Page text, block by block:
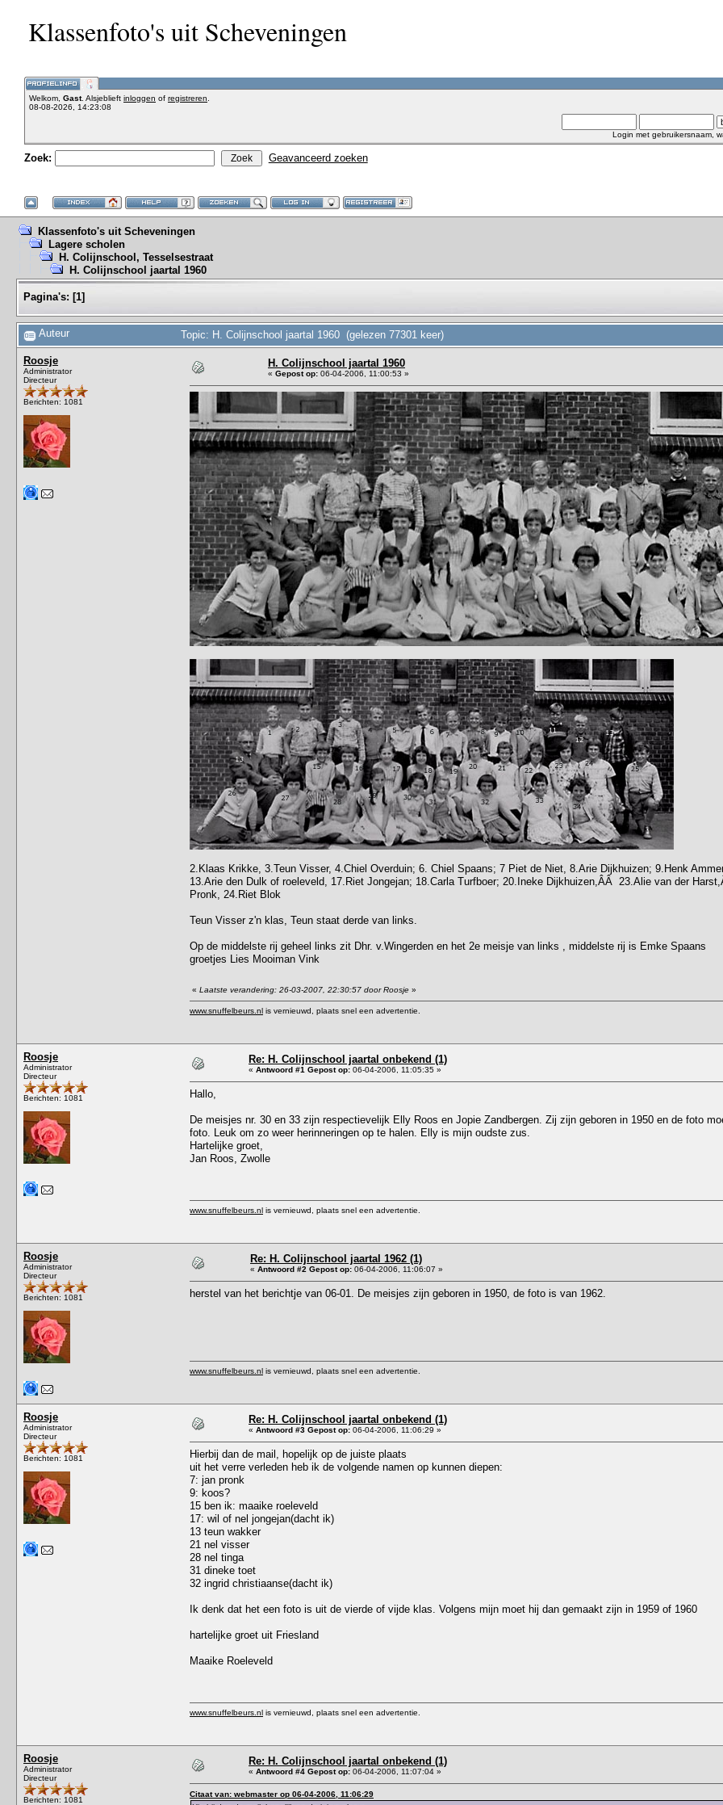
Klassenfoto's uit Scheveningen
Welkom, Gast. Alsjeblieft inloggen of registreren
08-08-2026, 14:23:08
Login met gebruikersnaam,
Zoek: Geavanceerd zoeken
Klassenfoto's uit Scheveningen
Lagere scholen
H. Colijnschool, Tesselsestraat
H. Colijnschool jaartal 1960
Pagina's: [1]
Auteur Topic: H. Colijnschool jaartal 1960 (gelezen 77301 keer)
Roosje
Administrator
Directeur
Berichten: 1081
H. Colijnschool jaartal 1960
« Gepost op: 06-04-2006, 11:00:53 »
2.Klaas Krikke, 3.Teun Visser, 4.Chiel Overduin; 6. Chiel Spaans; 7 Piet de Niet, 8.Arie Dijkhuizen; 9.Henk
13.Arie den Dulk of roeleveld, 17.Riet Jongejan; 18.Carla Turfboer; 20.Ineke Dijkhuizen,ÂÂ 23.Alie van der
Pronk, 24.Riet Blok
Teun Visser z'n klas, Teun staat derde van links.
Op de middelste rij geheel links zit Dhr. v.Wingerden en het 2e meisje van links , middelste rij is Emke Spaans
groetjes Lies Mooiman Vink
« Laatste verandering: 26-03-2007, 22:30:57 door Roosje »
www.snuffelbeurs.nl is vernieuwd, plaats snel een advertentie.
Roosje
Administrator
Directeur
Berichten: 1081
Re: H. Colijnschool jaartal onbekend (1)
« Antwoord #1 Gepost op: 06-04-2006, 11:05:35 »
Hallo,
De meisjes nr. 30 en 33 zijn respectievelijk Elly Roos en Jopie Zandbergen. Zij zijn geboren in 1950 en de foto
foto. Leuk om zo weer herinneringen op te halen. Elly is mijn oudste zus.
Hartelijke groet,
Jan Roos, Zwolle
www.snuffelbeurs.nl is vernieuwd, plaats snel een advertentie.
Roosje
Administrator
Directeur
Berichten: 1081
Re: H. Colijnschool jaartal 1962 (1)
« Antwoord #2 Gepost op: 06-04-2006, 11:06:07 »
herstel van het berichtje van 06-01. De meisjes zijn geboren in 1950, de foto is van 1962.
www.snuffelbeurs.nl is vernieuwd, plaats snel een advertentie.
Roosje
Administrator
Directeur
Berichten: 1081
Re: H. Colijnschool jaartal onbekend (1)
« Antwoord #3 Gepost op: 06-04-2006, 11:06:29 »
Hierbij dan de mail, hopelijk op de juiste plaats
uit het verre verleden heb ik de volgende namen op kunnen diepen:
7: jan pronk
9: koos?
15 ben ik: maaike roeleveld
17: wil of nel jongejan(dacht ik)
13 teun wakker
21 nel visser
28 nel tinga
31 dineke toet
32 ingrid christiaanse(dacht ik)
Ik denk dat het een foto is uit de vierde of vijde klas. Volgens mijn moet hij dan gemaakt zijn in 1959 of 1960
hartelijke groet uit Friesland
Maaike Roeleveld
www.snuffelbeurs.nl is vernieuwd, plaats snel een advertentie.
Roosje
Administrator
Directeur
Berichten: 1081
Re: H. Colijnschool jaartal onbekend (1)
« Antwoord #4 Gepost op: 06-04-2006, 11:07:04 »
Citaat van: webmaster op 06-04-2006, 11:06:29